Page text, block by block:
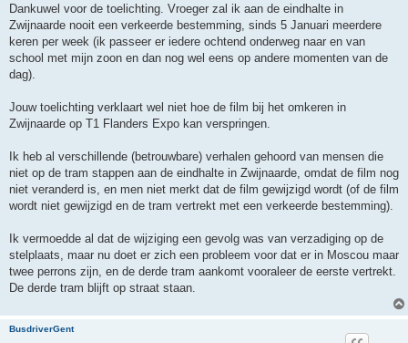
r
c
h
Dankuwel voor de toelichting. Vroeger zal ik aan de eindhalte in
Zwijnaarde nooit een verkeerde bestemming, sinds 5 Januari meerdere
keren per week (ik passeer er iedere ochtend onderweg naar en van
school met mijn zoon en dan nog wel eens op andere momenten van de
dag).
Jouw toelichting verklaart wel niet hoe de film bij het omkeren in
Zwijnaarde op T1 Flanders Expo kan verspringen.
Ik heb al verschillende (betrouwbare) verhalen gehoord van mensen die
niet op de tram stappen aan de eindhalte in Zwijnaarde, omdat de film nog
niet veranderd is, en men niet merkt dat de film gewijzigd wordt (of de film
wordt niet gewijzigd en de tram vertrekt met een verkeerde bestemming).
Ik vermoedde al dat de wijziging een gevolg was van verzadiging op de
stelplaats, maar nu doet er zich een probleem voor dat er in Moscou maar
twee perrons zijn, en de derde tram aankomt vooraleer de eerste vertrekt.
De derde tram blijft op straat staan.
BusdriverGent